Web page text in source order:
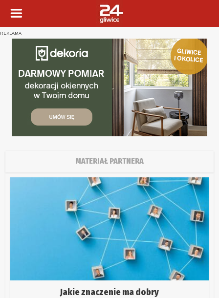
REKLAMA
MATERIAŁ PARTNERA
Jakie znaczenie ma dobry